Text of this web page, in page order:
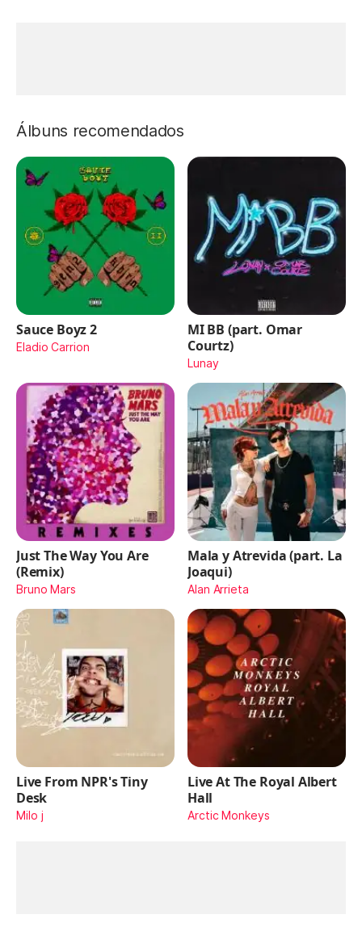
Álbuns recomendados
Sauce Boyz 2
Eladio Carrion
MI BB (part. Omar
Courtz)
Lunay
Just The Way You Are
(Remix)
Bruno Mars
Mala y Atrevida (part. La
Joaqui)
Alan Arrieta
Live From NPR's Tiny
Desk
Milo j
Live At The Royal Albert
Hall
Arctic Monkeys